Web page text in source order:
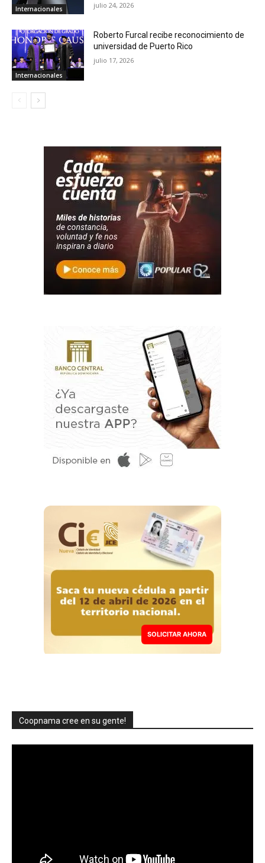
Internacionales julio 24, 2026
Internacionales
Roberto Furcal recibe reconocimiento de
universidad de Puerto Rico
julio 17, 2026
SOLICITAR AHORA
Coopnama cree en su gente!